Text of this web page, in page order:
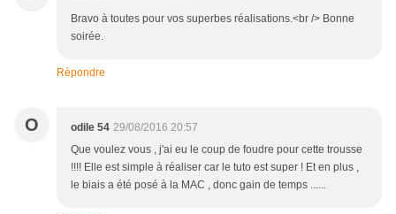
Bravo à toutes pour vos superbes réalisations.<br /> Bonne
soirée.
Répondre
O odile 54 29/08/2016 20:57
Que voulez vous , j'ai eu le coup de foudre pour cette trousse
!!!! Elle est simple à réaliser car le tuto est super ! Et en plus ,
le biais a été posé à la MAC , donc gain de temps ......